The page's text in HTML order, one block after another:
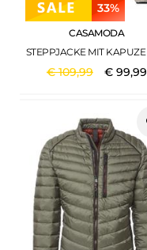
33%
CASAMODA
€109,99 € 99,99